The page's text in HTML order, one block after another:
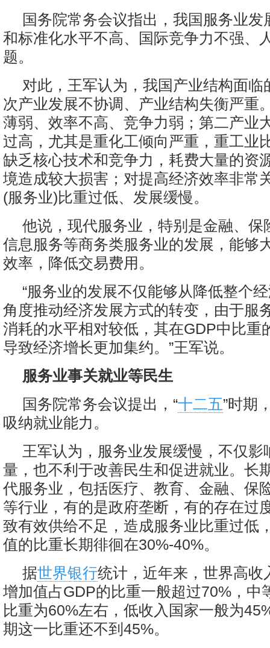
国务院常务会议指出，我国服务业发
和标准化水平不高、国际竞争力不强、
题。
对此，王军认为，我国产业结构面临
次产业发展不协调、产业结构失衡严重
薄弱、效率不高、竞争力弱；第二产业
过高，尤其是重化工倾向严重，重工业
缺乏核心技术和竞争力，耗费大量的资
境造成较大损害；对提高经济效率非常
(服务业)比重过低、发展缓慢。
他说，现代服务业，特别是金融、保
信息服务等商务类服务业的发展，能够
效率，降低交易费用。
“服务业的发展不仅能够从降低整个
角度推动经济发展方式的转变，由于服
消耗的水平相对较低，其在GDP中比重
导致经济增长更加集约。”王军说。
服务业事关就业等民生
国务院常务会议提出，“十二五”时期
吸纳就业能力。
王军认为，服务业发展缓慢，不仅影
量，也不利于改善民生和促进就业。长
代服务业，包括医疗、教育、金融、保
等行业，有的是政府垄断，有的存在过
致有效供给不足，造成服务业比重过低
值的比重长期徘徊在30%-40%。
据世界银行统计，近年来，世界高收
增加值占GDP的比重一般超过70%，中
比重为60%左右，低收入国家一般为
期这一比重还不到45%。